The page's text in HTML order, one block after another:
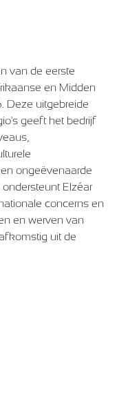
van de eerste
en Midden-
Deze uitgebreide
geeft het bedrijf
ongeëvenaarde
Elzéar
concerns en
en werven van
uit de